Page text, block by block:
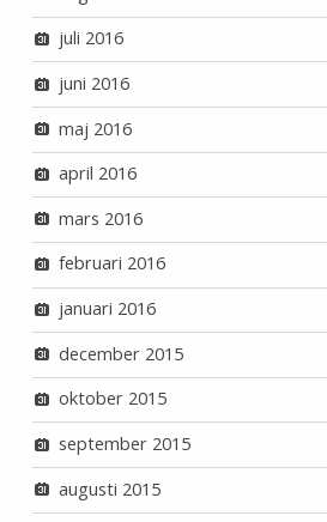
juli 2016
juni 2016
maj 2016
april 2016
mars 2016
februari 2016
januari 2016
december 2015
oktober 2015
september 2015
augusti 2015